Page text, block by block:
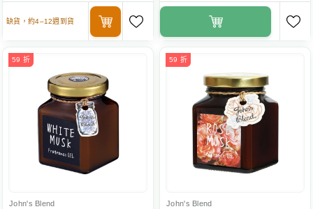
缺貨，約4–12週到貨
59 折
John's Blend
59 折
John's Blend